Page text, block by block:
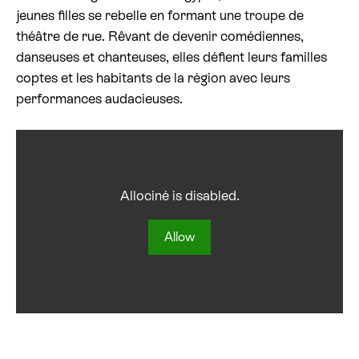
Billetterie cinéma
Rechercher
jeunes filles se rebelle en formant une troupe de
théâtre de rue. Rêvant de devenir comédiennes,
danseuses et chanteuses, elles défient leurs familles
coptes et les habitants de la région avec leurs
performances audacieuses.
Allociné is disabled.
Allow